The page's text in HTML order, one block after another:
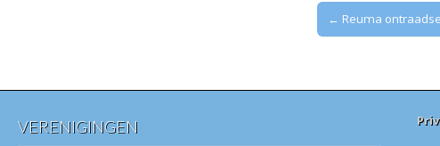
Post
navigation
← Reuma
VERENIGINGEN